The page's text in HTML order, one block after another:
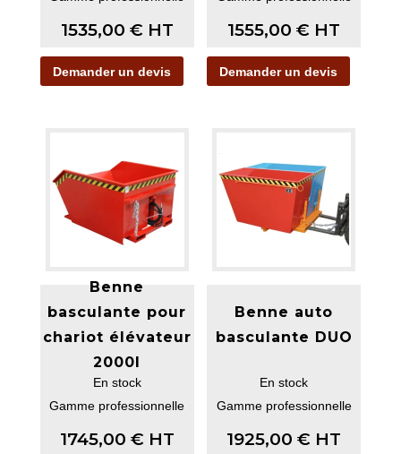
1535,00 € HT
Demander un devis
1555,00€ HT
Demander un devis
Benne
basculante pour
chariot élévateur
2000l
En stock
Gamme professionnelle
1745,00 € HT
Benne auto
basculante DUO
En stock
Gamme professionnelle
1925,00€ HT